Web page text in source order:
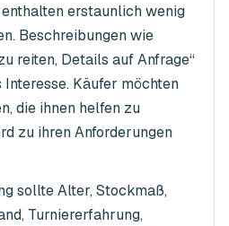
erstaunlich wenig
Beschreibungen wie
reiten, Details auf Anfrage“
Käufer möchten
die ihnen helfen zu
zu ihren Anforderungen
sollte Alter, Stockmaß,
Turniererfahrung,